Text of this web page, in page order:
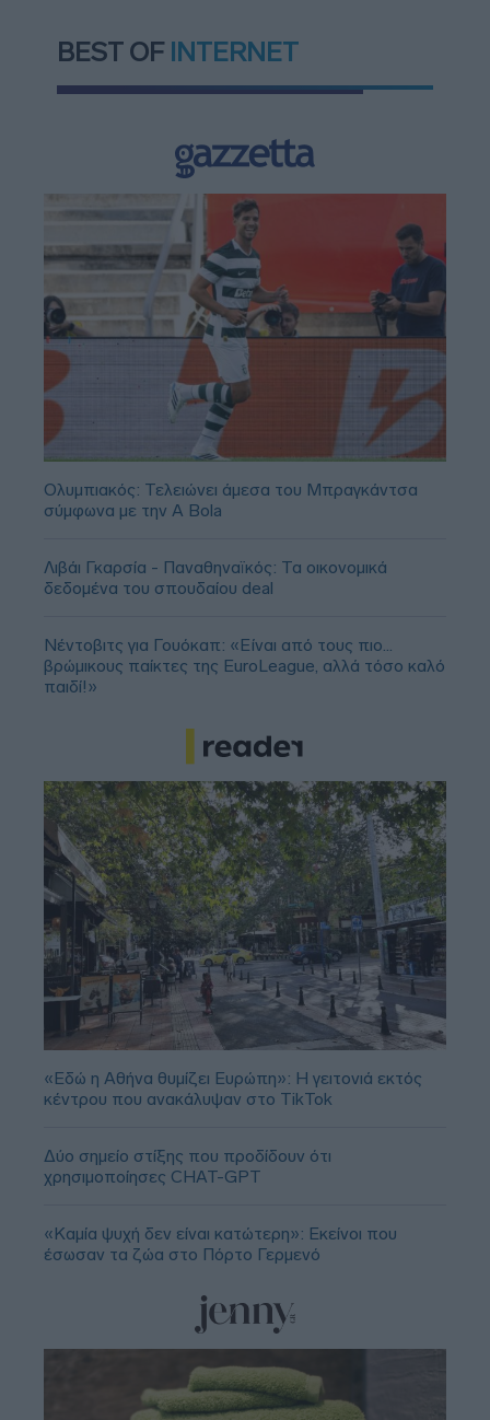
BEST OF INTERNET
Ολυμπιακός: Τελειώνει άμεσα του Μπραγκάντσα
σύμφωνα με την A Bola
Λιβάι Γκαρσία - Παναθηναϊκός: Τα οικονομικά
δεδομένα του σπουδαίου deal
Νέντοβιτς για Γουόκαπ: «Είναι από τους πιο...
βρώμικους παίκτες της EuroLeague, αλλά τόσο καλό
παιδί!»
«Εδώ η Αθήνα θυμίζει Ευρώπη»: H γειτονιά εκτός
κέντρου που ανακάλυψαν στο TikTok
Δύο σημείο στίξης που προδίδουν ότι
χρησιμοποίησες CHAT-GPT
«Καμία ψυχή δεν είναι κατώτερη»: Εκείνοι που
έσωσαν τα ζώα στο Πόρτο Γερμενό